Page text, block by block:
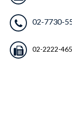
02-7730-
02-2222-